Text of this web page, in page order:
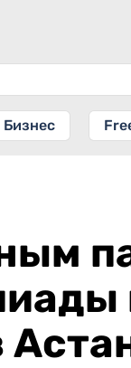
Бизнес